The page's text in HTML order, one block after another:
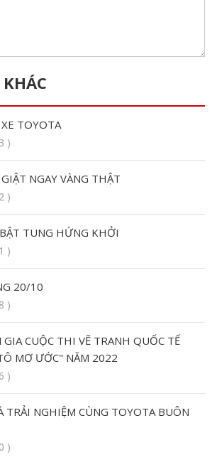
TOYOTA
)
NGAY VÀNG THẬT
)
TUNG HỨNG KHỞI
)
20/10
)
CUỘC THI VẼ TRANH QUỐC TẾ
MƠ ƯỚC" NĂM 2022
)
TRẢI NGHIỆM CÙNG TOYOTA BUÔN
)